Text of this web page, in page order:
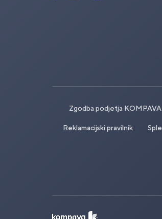
Zgodba podjetja KOMPAVA
Reklamacijski pravilnik